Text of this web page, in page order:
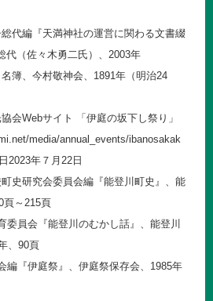
総代編『天満神社の運営に関わる文書綴
代（佐々木勇二氏）、2003年
名簿、今村敬神会、1891年（明治24
会Webサイト 「伊庭の坂下し祭り」
media/annual_events/ibanosakak
2023年７月22日
町史研究会委員会編『能登川町史』、能
頁～215頁
委員会『能登川のむかし話』、能登川
、90頁
編『伊庭祭』、伊庭祭保存会、1985年